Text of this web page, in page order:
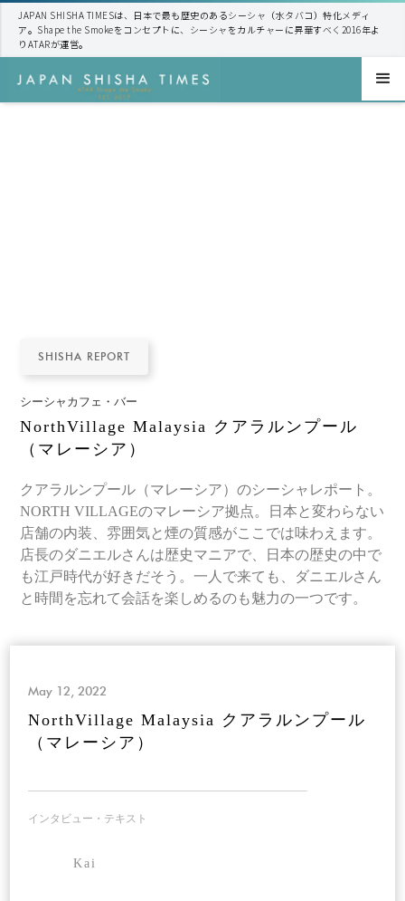
JAPAN SHISHA TIMESは、日本で最も歴史のあるシーシャ（水タバコ）特化メディ
ア。Shape the Smokeをコンセプトに、シーシャをカルチャーに昇華すべく2016年よ
りATARが運営。
SHISHA REPORT
シーシャカフェ・バー
NorthVillage Malaysia クアラルンプール
（マレーシア）
クアラルンプール（マレーシア）のシーシャレポート。
NORTH VILLAGEのマレーシア拠点。日本と変わらない
店舗の内装、雰囲気と煙の質感がここでは味わえます。
店長のダニエルさんは歴史マニアで、日本の歴史の中で
も江戸時代が好きだそう。一人で来ても、ダニエルさん
と時間を忘れて会話を楽しめるのも魅力の一つです。
May 12, 2022
NorthVillage Malaysia クアラルンプール
（マレーシア）
インタビュー・テキスト
Kai